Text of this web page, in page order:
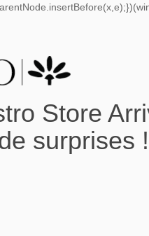
Store
surprises !